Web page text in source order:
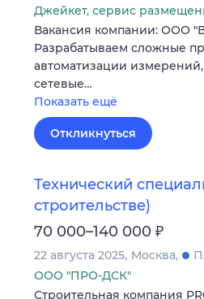
Джейкет, сервис
Вакансия компании: ООО
Разрабатываем сложные
автоматизации
сетевые…
Показать ещё
Откликнуться
Технический
строительстве)
70 000–140 000 ₽
22 августа 2025 Москва
ООО "ПРО-ДСК"
Строительная компания